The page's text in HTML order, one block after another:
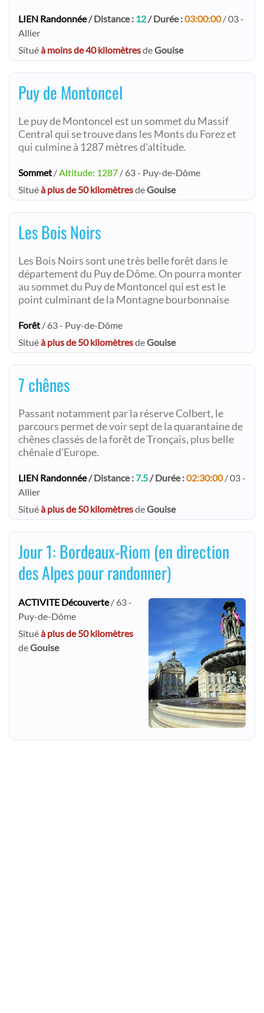
LIEN Randonnée/ Distance : 12/ Durée :03:00:00/ 03 -
Allier
Situéà moins de 40 kilomètresdeGouise
Puy de Montoncel
Le puy de Montoncel est un sommet du Massif
Central qui se trouve dans les Monts du Forez et
qui culmine à 1287 mètres d'altitude.
Sommet /Altitude: 1287 / 63 - Puy-de-Dôme
Situéà plus de 50 kilomètresdeGouise
Les Bois Noirs
Les Bois Noirs sont une très belle forêt dans le
département du Puy de Dôme. On pourra monter
au sommet du Puy de Montoncel qui est est le
point culminant de la Montagne bourbonnaise
Forêt / 63 - Puy-de-Dôme
Situéà plus de 50 kilomètresdeGouise
7 chênes
Passant notamment par la réserve Colbert, le
parcours permet de voir sept de la quarantaine de
chênes classés de la forêt de Tronçais, plus belle
chênaie d’Europe.
LIEN Randonnée/ Distance : 7.5/ Durée :02:30:00/ 03 -
Allier
Situéà plus de 50 kilomètresdeGouise
Jour 1: Bordeaux-Riom (en direction
des Alpes pour randonner)
ACTIVITE Découverte/ 63 -
Puy-de-Dôme
Situéà plus de 50 kilomètres
deGouise